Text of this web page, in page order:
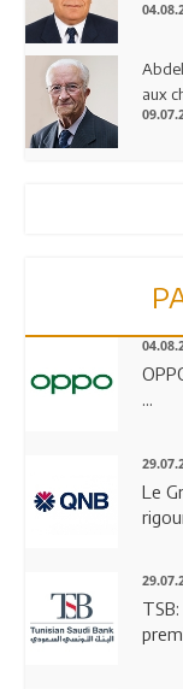
aux
...
Le